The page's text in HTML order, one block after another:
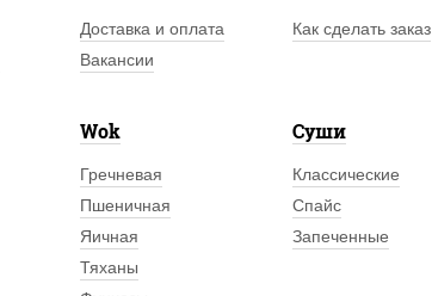
Доставка и оплата Как сделать заказ
Вакансии
Wok
Гречневая
Пшеничная
Яичная
Тяханы
Суши
Классические
Спайс
Запеченные